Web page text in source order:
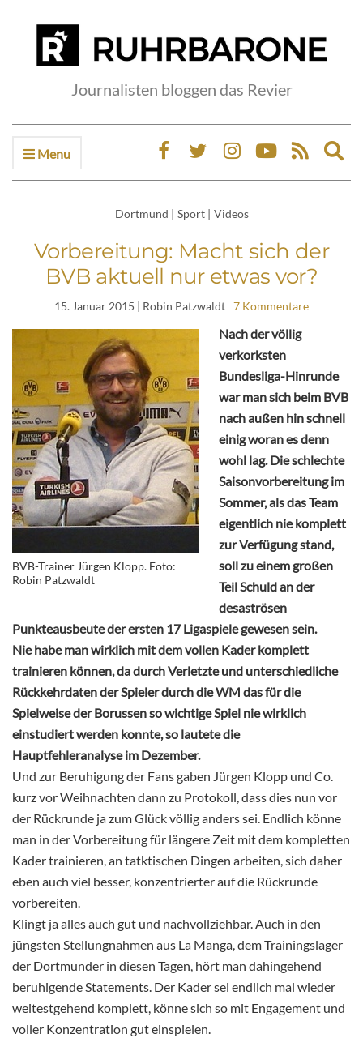
Journalisten bloggen das Revier
Menu
Dortmund | Sport | Videos
Vorbereitung: Macht sich der
BVB aktuell nur etwas vor?
15. Januar 2015 | Robin Patzwaldt 7 Kommentare
BVB-Trainer Jürgen Klopp. Foto:
Robin Patzwaldt
Nach der völlig
verkorksten
Bundesliga-Hinrunde
war man sich beim BVB
nach außen hin schnell
einig woran es denn
wohl lag. Die schlechte
Saisonvorbereitung im
Sommer, als das Team
eigentlich nie komplett
zur Verfügung stand,
soll zu einem großen
Teil Schuld an der
desaströsen
Punkteausbeute der ersten 17 Ligaspiele gewesen sein.
Nie habe man wirklich mit dem vollen Kader komplett
trainieren können, da durch Verletzte und unterschiedliche
Rückkehrdaten der Spieler durch die WM das für die
Spielweise der Borussen so wichtige Spiel nie wirklich
einstudiert werden konnte, so lautete die
Hauptfehleranalyse im Dezember.
Und zur Beruhigung der Fans gaben Jürgen Klopp und Co.
kurz vor Weihnachten dann zu Protokoll, dass dies nun vor
der Rückrunde ja zum Glück völlig anders sei. Endlich könne
man in der Vorbereitung für längere Zeit mit dem kompletten
Kader trainieren, an tatktischen Dingen arbeiten, sich daher
eben auch viel besser, konzentrierter auf die Rückrunde
vorbereiten.
Klingt ja alles auch gut und nachvollziehbar. Auch in den
jüngsten Stellungnahmen aus La Manga, dem Trainingslager
der Dortmunder in diesen Tagen, hört man dahingehend
beruhigende Statements. Der Kader sei endlich mal wieder
weitestgehend komplett, könne sich so mit Engagement und
voller Konzentration gut einspielen.